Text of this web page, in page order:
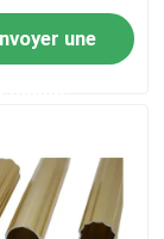
par
pour
une